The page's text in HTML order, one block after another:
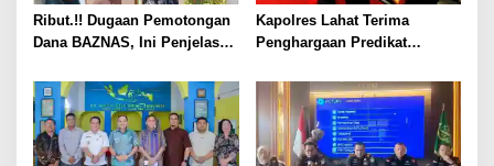
Ribut.!! Dugaan Pemotongan
Dana BAZNAS, Ini Penjelasan
Kapolres Lahat Terima
Penghargaan Predikat
Sumsel Tahun 2026